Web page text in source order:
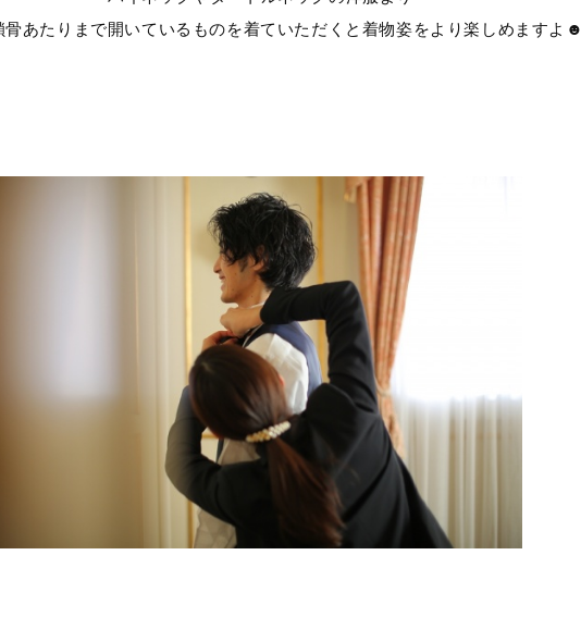
たりまで開いているものを着ていただくと着物姿をより楽しめますよ☻